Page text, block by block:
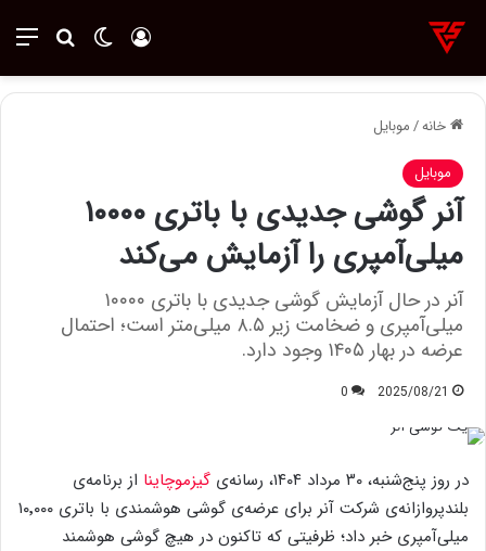
تغییر پوسته ورود
خانه/موبایل
موبایل
آنر گوشی جدیدی با باتری ۱۰۰۰۰
میلی‌آمپری را آزمایش می‌کند
آنر در حال آزمایش گوشی جدیدی با باتری ۱۰۰۰۰
میلی‌آمپری و ضخامت زیر ۸.۵ میلی‌متر است؛ احتمال
عرضه در بهار ۱۴۰۵ وجود دارد.
2025/08/21
0
در روز پنج‌شنبه، ۳۰ مرداد ۱۴۰۴، رسانه‌ی گیزموچاینا از برنامه‌ی
بلندپروازانه‌ی شرکت آنر برای عرضه‌ی گوشی هوشمندی با باتری ۱۰٬۰۰۰
میلی‌آمپری خبر داد؛ ظرفیتی که تاکنون در هیچ گوشی هوشمند